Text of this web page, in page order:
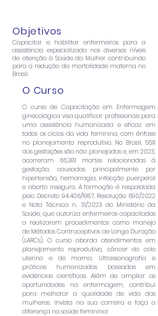
Objetivos
Capacitar e habilitar enfermeiros para a
assistência especializada nos diversos níveis
de atenção à Saúde da Mulher contribuindo
para a redução da mortalidade materna no
Brasil.
O Curso
O curso de Capacitação em Enfermagem
ginecológica visa qualificar profissionais para
uma assistência humanizada e eficaz em
todos os ciclos da vida feminina, com ênfase
no planejamento reprodutivo. No Brasil, 55%
das gestações são não planejadas e, em 2023,
ocorreram 66.381 mortes relacionadas à
gestação, causadas principalmente por
hipertensão, hemorragia, infecção puerperal
e aborto inseguro. A formação é respaldada
pelo Decreto 94.406/1987, Resolução 690/2022
e Nota Técnica n. 31/2023 do Ministério da
Saúde, que autoriza enfermeiros capacitados
a realizarem procedimentos como manejo
de Métodos Contraceptivos de Longa Duração
(LARCs). O curso aborda atendimentos em
planejamento reprodutivo, câncer do colo
uterino e de mama, Ultrassonografia e
práticas humanizadas baseadas em
evidências científicas. Além de ampliar as
oportunidades na enfermagem, contribui
para melhorar a qualidade de vida das
mulheres. Invista na sua carreira e faça a
diferença na saúde feminina!